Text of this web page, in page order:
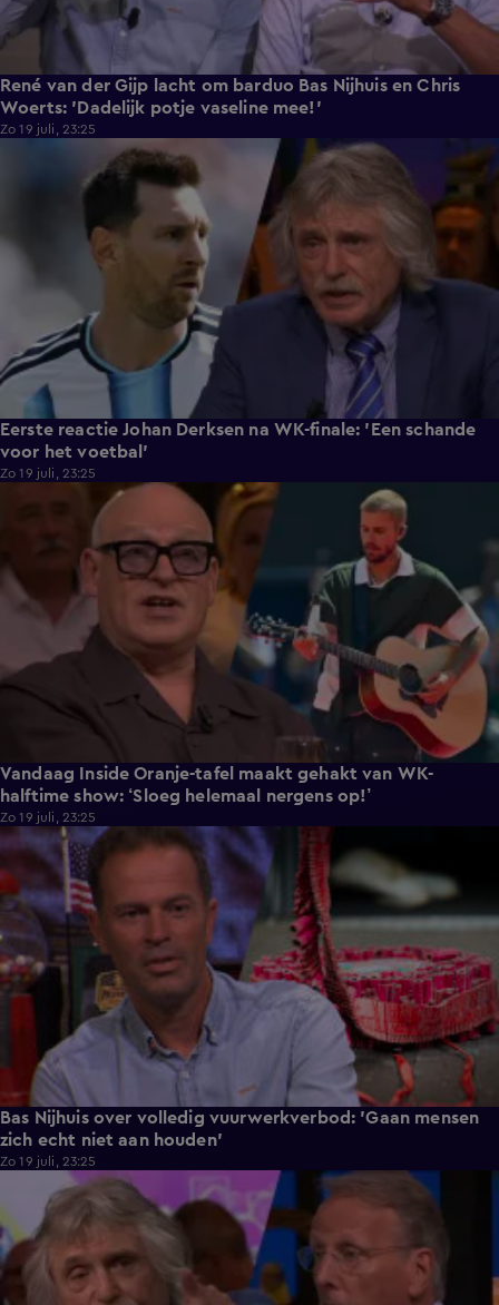
René van der Gijp lacht om barduo Bas Nijhuis en Chris
Woerts: 'Dadelijk potje vaseline mee!'
Zo 19 juli, 23:25
Eerste reactie Johan Derksen na WK-finale: 'Een schande
voor het voetbal'
Zo 19 juli, 23:25
Vandaag Inside Oranje-tafel maakt gehakt van WK-
halftime show: ‘Sloeg helemaal nergens op!’
Zo 19 juli, 23:25
1:31
Bas Nijhuis over volledig vuurwerkverbod: 'Gaan mensen
zich echt niet aan houden'
Zo 19 juli, 23:25